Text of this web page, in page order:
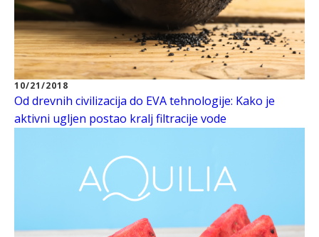
10/21/2018
Od drevnih civilizacija do EVA tehnologije: Kako je
aktivni ugljen postao kralj filtracije vode